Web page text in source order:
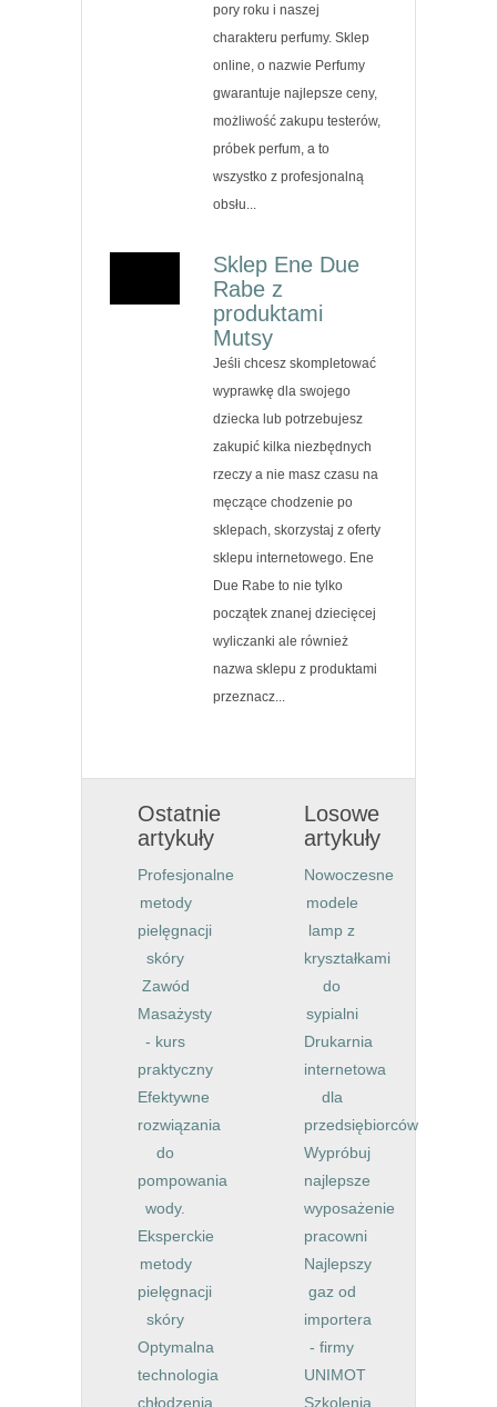
pory roku i naszej
charakteru perfumy. Sklep
online, o nazwie Perfumy
gwarantuje najlepsze ceny,
możliwość zakupu testerów,
próbek perfum, a to
wszystko z profesjonalną
obsłu...
Sklep Ene Due
Rabe z
produktami
Mutsy
Jeśli chcesz skompletować
wyprawkę dla swojego
dziecka lub potrzebujesz
zakupić kilka niezbędnych
rzeczy a nie masz czasu na
męczące chodzenie po
sklepach, skorzystaj z oferty
sklepu internetowego. Ene
Due Rabe to nie tylko
początek znanej dziecięcej
wyliczanki ale również
nazwa sklepu z produktami
przeznacz...
Ostatnie
artykuły
Profesjonalne
metody
pielęgnacji
skóry
Zawód
Masażysty
- kurs
praktyczny
Efektywne
rozwiązania
do
pompowania
wody.
Eksperckie
metody
pielęgnacji
skóry
Optymalna
technologia
chłodzenia
Losowe
artykuły
Nowoczesne
modele
lamp z
kryształkami
do
sypialni
Drukarnia
internetowa
dla
przedsiębiorców
Wypróbuj
najlepsze
wyposażenie
pracowni
Najlepszy
gaz od
importera
- firmy
UNIMOT
Szkolenia